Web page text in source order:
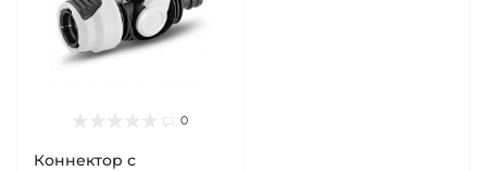
0
Коннектор с